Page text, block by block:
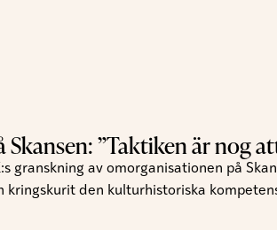
Skansen: ”Taktiken är nog
granskning av omorganisationen på
kringskurit den kulturhistoriska